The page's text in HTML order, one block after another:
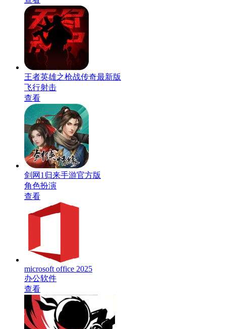
王者英雄之枪战传奇最新版
飞行射击
查看
剑网1归来手游官方版
角色扮演
查看
microsoft office 2025
办公软件
查看